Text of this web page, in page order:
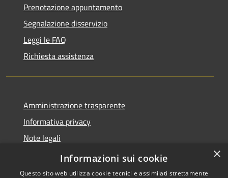
Prenotazione appuntamento
Segnalazione disservizio
Leggi le FAQ
Richiesta assistenza
Amministrazione trasparente
Informativa privacy
Note legali
Dichiarazione di accessibilità
×
Informazioni sui cookie
Questo sito web utilizza cookie tecnici e assimilati strettamente